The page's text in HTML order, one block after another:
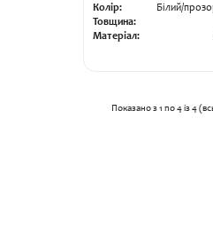
Колір:
Білий/
Товщина:
Матеріал:
Показано з 1 по 4 із 4